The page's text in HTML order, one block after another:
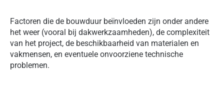
Factoren die de bouwduur beïnvloeden zijn onder andere
het weer (vooral bij dakwerkzaamheden), de complexiteit
van het project, de beschikbaarheid van materialen en
vakmensen, en eventuele onvoorziene technische
problemen.